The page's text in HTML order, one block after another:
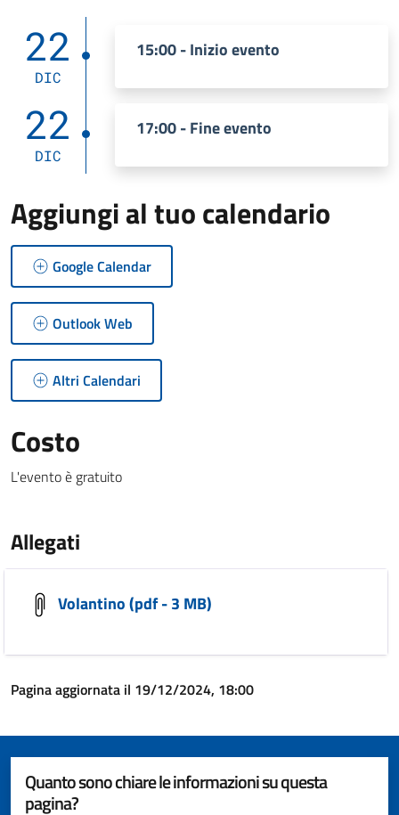
22
DIC
15:00 - Inizio evento
22
DIC
17:00 - Fine evento
Aggiungi al tuo calendario
Google Calendar
Outlook Web
Altri Calendari
Costo
L'evento è gratuito
Allegati
Volantino (pdf - 3 MB)
Pagina aggiornata il 19/12/2024, 18:00
Quanto sono chiare le informazioni su questa
pagina?